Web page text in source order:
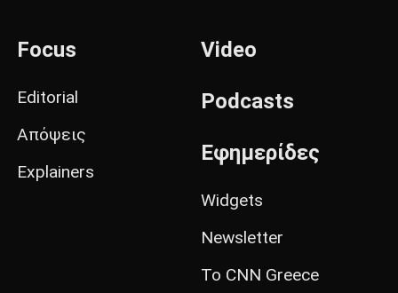
Focus
Editorial
Απόψεις
Explainers
Video
Podcasts
Εφημερίδες
Widgets
Newsletter
Το CNN Greece